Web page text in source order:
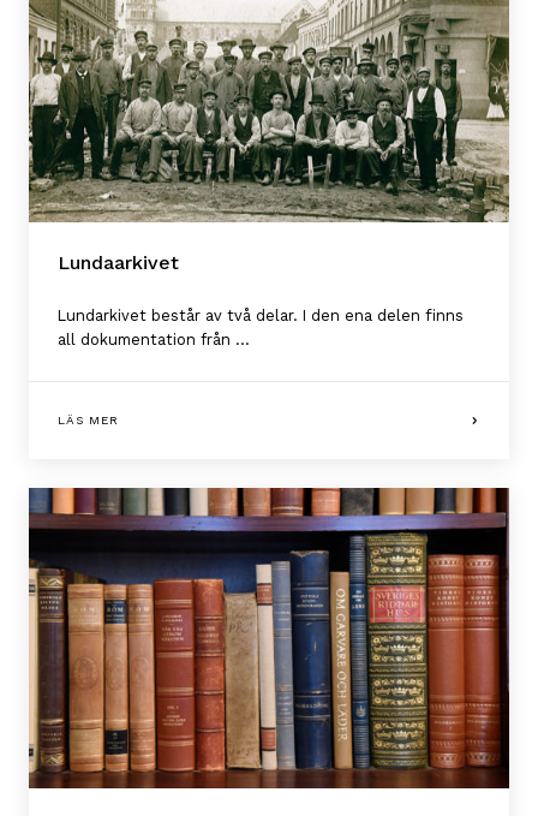
Lundaarkivet
Lundarkivet består av två delar. I den ena delen finns
all dokumentation från ...
LÄS MER